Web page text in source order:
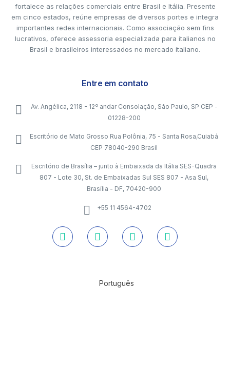
fortalece as relações comerciais entre Brasil e Itália. Presente
em cinco estados, reúne empresas de diversos portes e integra
importantes redes internacionais. Como associação sem fins
lucrativos, oferece assessoria especializada para italianos no
Brasil e brasileiros interessados no mercado italiano.
Entre em contato
Av. Angélica, 2118 - 12º andar Consolação, São Paulo, SP CEP -
01228-200
Escritório de Mato Grosso Rua Polônia, 75 - Santa Rosa,Cuiabá
CEP 78040-290 Brasil
Escritório de Brasília – junto à Embaixada da Itália SES-Quadra
807 - Lote 30, St. de Embaixadas Sul SES 807 - Asa Sul,
Brasília - DF, 70420-900
+55 11 4564-4702
Português